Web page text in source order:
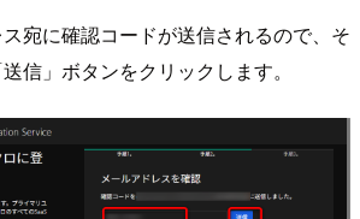
宛に確認コードが送信されるので、そ
信」ボタンをクリックします。